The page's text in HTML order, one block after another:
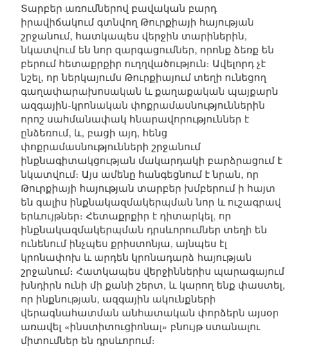
Տարբեր առումներով բավական բարդ
իրավիճակում գտնվող Թուրքիայի հայության
շրջանում, հատկապես վերջին տարիներին,
նկատվում են նոր զարգացումներ, որոնք ձեռք են
բերում հետաքրքիր ուղղվածություն։ Ավելորդ չէ
նշել, որ ներկայումս Թուրքիայում տեղի ունեցող
գաղափարախոսական և քաղաքական պայքարն
ազգային-կրոնական փոքրամասնություններին
որոշ սահմանափակ հնարավորություններ է
ընձեռում, և, բացի այդ, հենց
փոքրամասնությունների շրջանում
ինքնագիտակցության մակարդակի բարձրացում է
նկատվում։ Այս ամենը հանգեցնում է նրան, որ
Թուրքիայի հայության տարբեր խմբերում ի հայտ
են գալիս ինքնակազմակերպման նոր և ուշագրավ
երևույթներ։ Հետաքրքիր է դիտարկել, որ
ինքնակազմակերպման դրսևորումներ տեղի են
ունենում ինչպես քրիստոնյա, այնպես էլ
կրոնափոխ և արդեն կրոնադարձ հայության
շրջանում։ Հատկապես վերջիններիս պարագայում
խնդիրն ունի մի քանի շերտ, և կարող ենք փաստել,
որ ինքնության, ազգային ակունքների
վերագնահատման անհատական փորձերն այսօր
առավել «ինստիտուցիոնալ» բնույթ ստանալու
միտումներ են դրսևորում։